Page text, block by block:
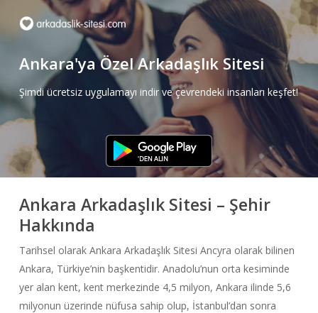
contentAnkara'ya Özel Arkadaşlık Sitesi
Şimdi ücretsiz uygulamayı indir ve çevrendeki insanları keşfet!
Ankara Arkadaşlık Sitesi – Şehir
Hakkında
Tarihsel olarak Ankara Arkadaşlık Sitesi Ancyra olarak bilinen
Ankara, Türkiye’nin başkentidir. Anadolu’nun orta kesiminde
yer alan kent, kent merkezinde 4,5 milyon, Ankara ilinde 5,6
milyonun üzerinde nüfusa sahip olup, İstanbul’dan sonra